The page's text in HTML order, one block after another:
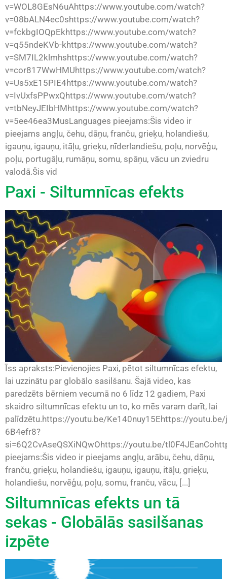
v=WOL8GEsN6uAhttps://www.youtube.com/watch?
v=08bALN4ec0shttps://www.youtube.com/watch?
v=fckbgIOQpEkhttps://www.youtube.com/watch?
v=q55ndeKVb-khttps://www.youtube.com/watch?
v=SM7IL2klmhshttps://www.youtube.com/watch?
v=cor817WwHMUhttps://www.youtube.com/watch?
v=Us5xE15PIE4https://www.youtube.com/watch?
v=IvUxfsPPwxQhttps://www.youtube.com/watch?
v=tbNeyJEIbHMhttps://www.youtube.com/watch?
v=5ee46ea3MusLanguages pieejams:Šis video ir
pieejams angļu, čehu, dāņu, franču, grieķu, holandiešu,
igauņu, igauņu, itāļu, grieķu, nīderlandiešu, poļu, norvēģu,
poļu, portugāļu, rumāņu, somu, spāņu, vācu un zviedru
valodā.Šis vid
Paxi - Siltumnīcas efekts
Īss apraksts:Pievienojies Paxi, pētot siltumnīcas efektu,
lai uzzinātu par globālo sasilšanu. Šajā video, kas
paredzēts bērniem vecumā no 6 līdz 12 gadiem, Paxi
skaidro siltumnīcas efektu un to, ko mēs varam darīt, lai
palīdzētu.https://youtu.be/Ke140nuy15Ehttps://youtu.be/
6B4efr8?
si=6Q2CvAseQSXiNQwOhttps://youtu.be/
pieejams:Šis video ir pieejams angļu, arābu, čehu, dāņu,
franču, grieķu, holandiešu, igauņu, igauņu, itāļu, grieķu,
holandiešu, norvēģu, poļu, somu, franču, vācu, [...]
Siltumnīcas efekts un tā
sekas - Globālās sasilšanas
izpēte